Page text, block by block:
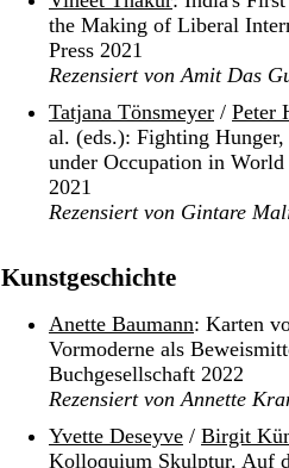
the Making of Liberal
Press 2021
Rezensiert von Amit Das
Tatjana Tönsmeyer / Peter
al. (eds.): Fighting
under Occupation in
2021
Rezensiert von Gintare
Kunstgeschichte
Anette Baumann: Karten
Vormoderne als
Buchgesellschaft 2022
Rezensiert von Annette
Yvette Deseyve / Birgit
Kolloquium Skulptur. Auf